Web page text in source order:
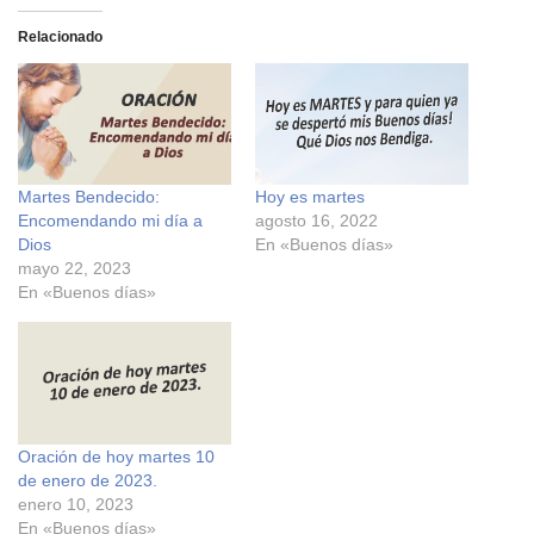
i
c
p
a
r
a
c
m
p
a
r
t
i
r
n
F
a
e
o
k
(
a
b
r
e
e
n
a
a
c
o
m
r
t
i
r
n
X
(
e
r
e
e
n
a
v
e
n
t
Relacionado
Martes Bendecido:
Encomendando mi día a
Dios
mayo 22, 2023
En «Buenos días»
Hoy es martes
agosto 16, 2022
En «Buenos días»
Oración de hoy martes 10
de enero de 2023.
enero 10, 2023
En «Buenos días»